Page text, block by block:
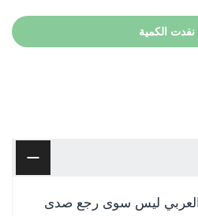
نفدت الكمية
العربي ليس سوى رجع صدى